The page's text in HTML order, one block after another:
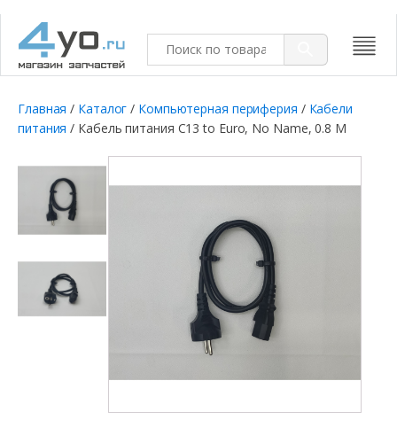
Главная / Каталог / Компьютерная периферия / Кабели
питания / Кабель питания C13 to Euro, No Name, 0.8 M